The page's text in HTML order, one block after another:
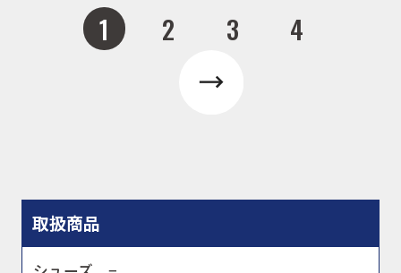
取扱商品
1 2 3 4